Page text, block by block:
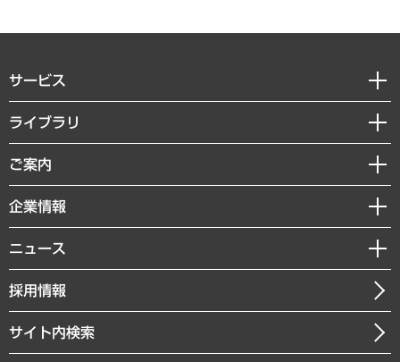
サービス
経営戦略
組織・人事戦略
デジタルイノベーション
共生・ダイバーシティ
GRC（ガバナンス・リスク・コンプライアンス）・防災（政策）
経済・産業・雇用・労働
ライブラリ
経済調査
レポート
コラム
経営用語集
受託・受注実績（官公庁関連）
メディア掲載・出演
ご案内
セミナー・イベント情報
MUFGビジネスセミナー
受託案件情報
企業情報
私たちの想い
社長メッセージ
会社概要
ニュース
ニュースリリース
お知らせ
採用情報
サイト内検索